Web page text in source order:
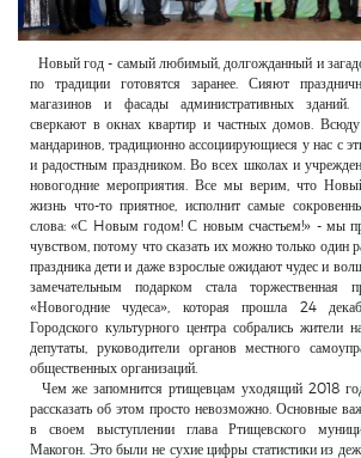
Новый год - самый любимый, долгожданный и
по традиции готовятся заранее. Сияют
магазинов и фасады административных зданий.
сверкают в окнах квартир и частных домов.
мандаринов, традиционно ассоциирующиеся у нас с
и радостным праздником. Во всех школах и
новогодние мероприятия. Все мы верим, что
жизнь что-то приятное, исполнит самые
слова: «С Hовым годом! С новым счастьем!» - мы
чувством, потому что сказать их можно только один
праздника дети и даже взрослые ожидают чудес и
замечательным подарком стала торжественная
«Новогодние чудеса», которая прошла 24
Городского культурного центра собрались жители
депутаты, руководители органов местного
общественных организаций.
Чем же запомнится ртищевцам уходящий 2018
рассказать об этом просто невозможно. Основные
в своем выступлении глава Ртищевского
Макогон. Это были не сухие цифры статистики из